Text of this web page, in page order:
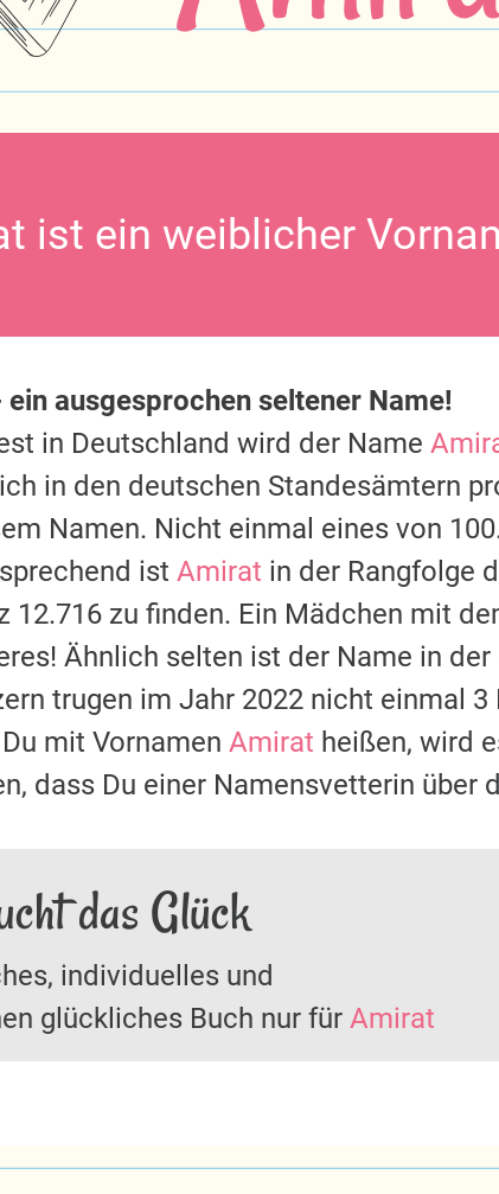
ist ein weiblicher
ein ausgesprochen seltener Name!
in Deutschland wird der Name
in den deutschen Standesämtern
Namen. Nicht einmal eines von
ist Amirat in der Rangfolge
12.716 zu finden. Ein Mädchen mit
Ähnlich selten ist der Name in
trugen im Jahr 2022 nicht einmal
mit Vornamen Amirat heißen, wird
dass Du einer Namensvetterin über
das Glück
individuelles und
glückliches Buch nur für Amirat